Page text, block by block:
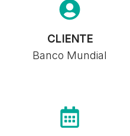
CLIENTE
Banco Mundial